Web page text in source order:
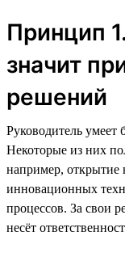
Принцип
значит
решений
Руководитель
Некоторые из них
например, открытие
инновационных
процессов. За свои
несёт